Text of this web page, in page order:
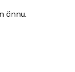
ännu.